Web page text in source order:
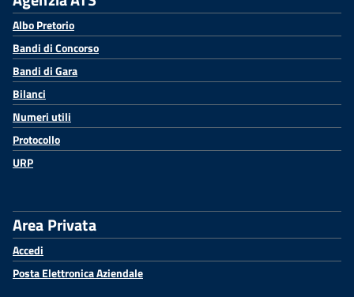
Albo Pretorio
Bandi di Concorso
Bandi di Gara
Bilanci
Numeri utili
Protocollo
URP
Area Privata
Accedi
Posta Elettronica Aziendale